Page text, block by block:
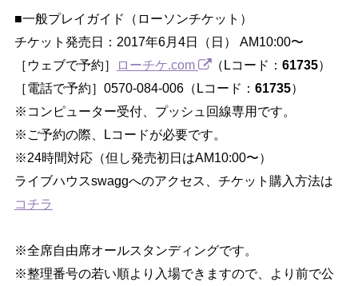
■一般プレイガイド（ローソンチケット）
チケット発売日：2017年6月4日（日） AM10:00〜
［ウェブで予約］
ローチケ.com （Lコード： 61735）
［電話で予約］0570-084-006（Lコード： 61735）
※コンピューター受付、プッシュ回線専用です。
※ご予約の際、Lコードが必要です。
※24時間対応（但し発売初日はAM10:00〜）
ライブハウスswaggへのアクセス、チケット購入方法は
コチラ
※全席自由席オールスタンディングです。
※整理番号の若い順より入場できますので、より前で公